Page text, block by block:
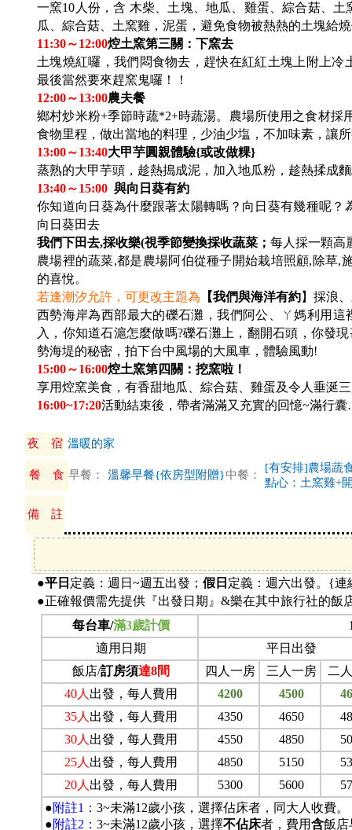
一窯10人份，含 木柴、土塊、地瓜、雞蛋、綜合菇、
瓜、綜合菇、土窯雞，泥蛋，避免食物被熱熱的土塊給
11:30～12:00焢土窯第三關：下窯去
土塊燒紅囉，我們悶食物去，趕快在紅紅土塊上附上
最後當然要來趕窯鬼囉！！
12:00～13:00農夫餐
鄉村炒米粉+季節時蔬*2+時蔬湯。農場所使用之食材採
食物里程，做出當地的料理，少油少塩，不加味素，讓
13:00～13:40大甲芋圓親體驗{或改做粿}
蒸熟的大甲芋頭，趁熱搗成泥，加入地瓜粉，趁熱揉成
13:40～15:00 與向日葵有約
你知道向日葵為什麼跟著太陽轉嗎？向日葵有幾種呢
向日葵田去
我們下田去,採收樂(視季節變換採收蔬菜； 每人採一顆高
農場裡的蔬菜,都是農場阿伯從種子開始栽培照顧,除草,
的喜悅。
若逢潮汐允許，可更改主題為 【我們與海洋有約】採浪
西勢海岸為西部最大的礫石灘，我們阿公、ㄚ媽利用
入，你知道石滬怎麼做嗎?礫石灘上，翻開石頭，你發
勢海堤的秘密，拍下台中風場的大風車，體驗風動!
15:00～16:00焢土窯第四關：挖窯啦！
享用焢窯美食，有香甜地瓜、綜合菇、雞蛋及令人垂涎
16:00~17:20活動結束後，帶者滿滿又充實的回憶~滿行
夜 宿 溫暖的家
餐 食 早餐： 溫馨早餐{依房型附贈}中餐：
[有安排]農場蔬
點心：土窯雞+
備 註
●平日 定義：週日~週五出發； 假日 定義：週六出發。{連
●正確報價需先提供『出發日期』&樂在其中旅行社的飯
每台車/滿3歲計價
適用日期
平日出發
飯店/訂房須達8間 四人一房 三人一房
二
40人 出發， 每人費用 4200 4500
35人 出發， 每人費用 4350 4650
30人 出發， 每人費用 4550 4850
25人 出發， 每人費用 4850 5150
20人 出發， 每人費用 5300 5600
●附註1： 3~未滿12歲小孩，選擇佔床者，同大人收費。
●附註2： 3~未滿12歲小孩，選擇不佔床者，費用含飯店